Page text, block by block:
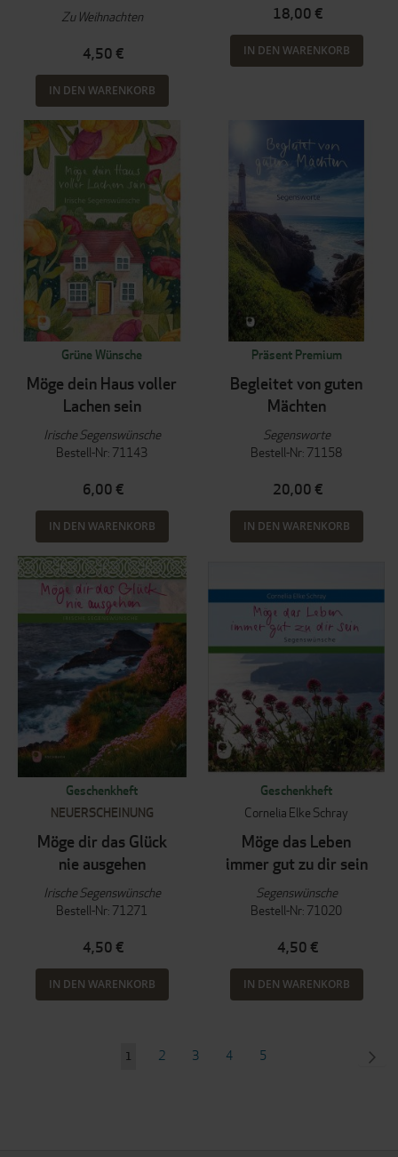
Zu Weihnachten
4,50 €
IN DEN WARENKORB
18,00 €
IN DEN WARENKORB
Grüne Wünsche
Möge dein Haus voller
Lachen sein
Irische Segenswünsche
Bestell-Nr: 71143
6,00 €
IN DEN WARENKORB
Präsent Premium
Begleitet von guten
Mächten
Segensworte
Bestell-Nr: 71158
20,00 €
IN DEN WARENKORB
Geschenkheft
NEUERSCHEINUNG
Möge dir das Glück
nie ausgehen
Irische Segenswünsche
Bestell-Nr: 71271
4,50 €
IN DEN WARENKORB
Geschenkheft
Cornelia Elke Schray
Möge das Leben
immer gut zu dir sein
Segenswünsche
Bestell-Nr: 71020
4,50 €
IN DEN WARENKORB
Sie
1 Seite
2 Seite
3 Seite
4 Seite
5